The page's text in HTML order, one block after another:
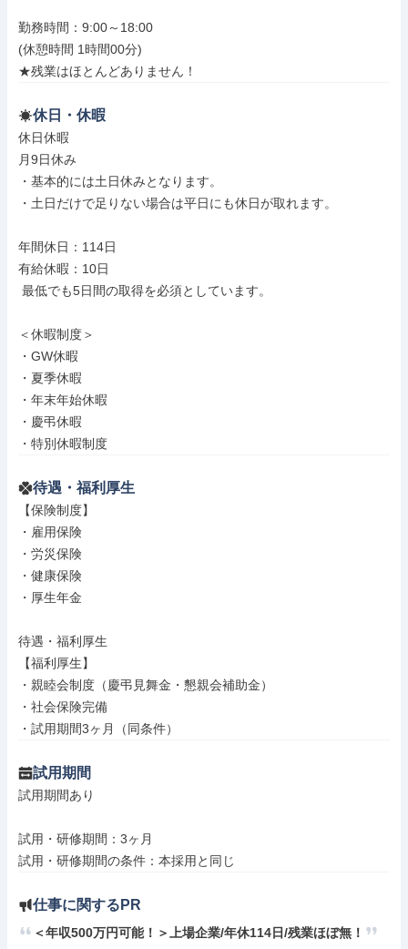
勤務時間：9:00～18:00
(休憩時間 1時間00分)
★残業はほとんどありません！
休日・休暇
休日休暇
月9日休み
・基本的には土日休みとなります。
・土日だけで足りない場合は平日にも休日が取れます。
年間休日：114日
有給休暇：10日
＜休暇制度＞
・GW休暇
・夏季休暇
・年末年始休暇
・慶弔休暇
・特別休暇制度
待遇・福利厚生
【保険制度】
・雇用保険
・労災保険
・健康保険
・厚生年金
待遇・福利厚生
【福利厚生】
・親睦会制度（慶弔見舞金・懇親会補助金）
・社会保険完備
・試用期間3ヶ月（同条件）
試用期間
試用期間あり
試用・研修期間：3ヶ月
仕事に関するPR
＜年収500万円可能！＞上場企業/年休114日/残業ほぼ無！